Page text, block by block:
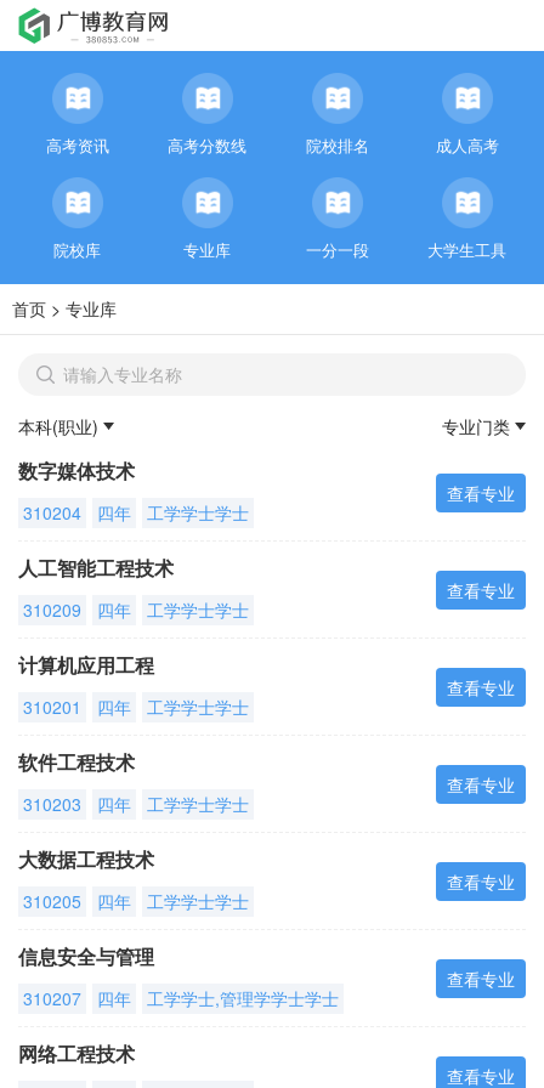
高考资讯 高考分数线 院校排名 成人高考
院校库 专业库 一分一段 大学生工具
首页 > 专业库
本科(职业) 专业门类
数字媒体技术
310204 四年 工学学士学士
查看专业
人工智能工程技术
310209 四年 工学学士学士
查看专业
计算机应用工程
310201 四年 工学学士学士
查看专业
软件工程技术
310203 四年 工学学士学士
查看专业
大数据工程技术
310205 四年 工学学士学士
查看专业
信息安全与管理
310207 四年 工学学士,管理学学士学士
查看专业
网络工程技术
查看专业